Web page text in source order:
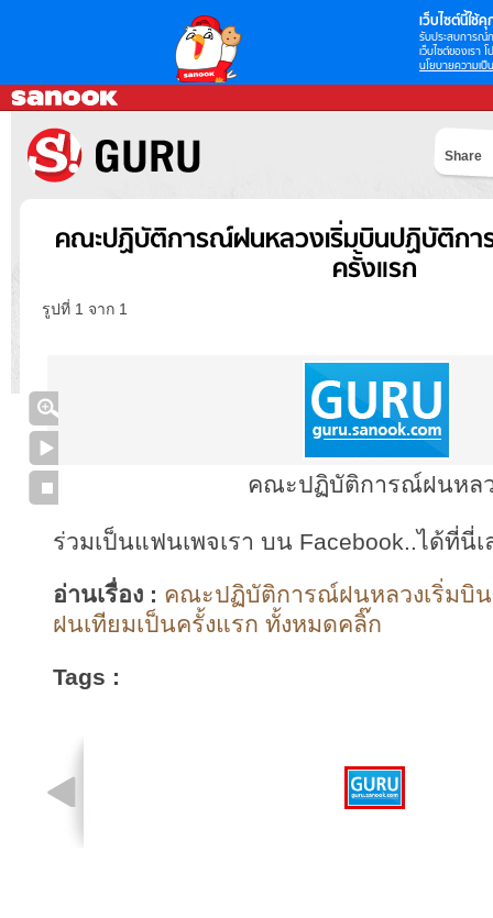
เว็บไซต์นี้ใช้คุ
รับประสบการณ์
เว็บไซต์ของเรา
นโยบายความเป็
Share
คณะปฏิบัติการณ์ฝนหลวงเริ่มบินปฏิบัติกา
ครั้งแรก
รูปที่ 1 จาก 1
คณะปฏิบัติการณ์ฝนหล
ร่วมเป็นแฟนเพจเรา บน Facebook..ได้ที่นี่เ
อ่านเรื่อง : คณะปฏิบัติการณ์ฝนหลวงเริ่มบิ
ฝนเทียมเป็นครั้งแรก ทั้งหมดคลิ๊ก
Tags :